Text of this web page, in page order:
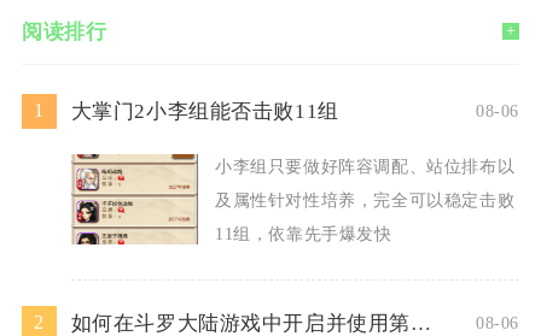
阅读排行 +
1 大掌门2小李组能否击败11组 08-06
小李组只要做好阵容调配、站位排布以
及属性针对性培养，完全可以稳定击败
11组，依靠先手爆发快
2 如何在斗罗大陆游戏中开启并使用第二魂技 08-06